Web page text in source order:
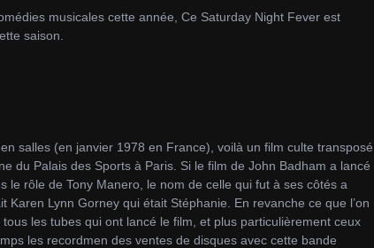
musicales cette année, Ce Saturday Night Fever est
saison.
salles (en janvier 1978 en France), voilà un film culte transposé
du Palais des Sports à Paris. Si le film de John Badham a lancé
le rôle de Tony Manero, le nom de celle qui fut à ses côtés a
Karen Lynn Gorney qui était Stéphanie. En revanche ce que l’on
tous les tubes qui ont lancé le film, et plus particulièrement ceux
les recordmen des ventes de disques avec cette bande